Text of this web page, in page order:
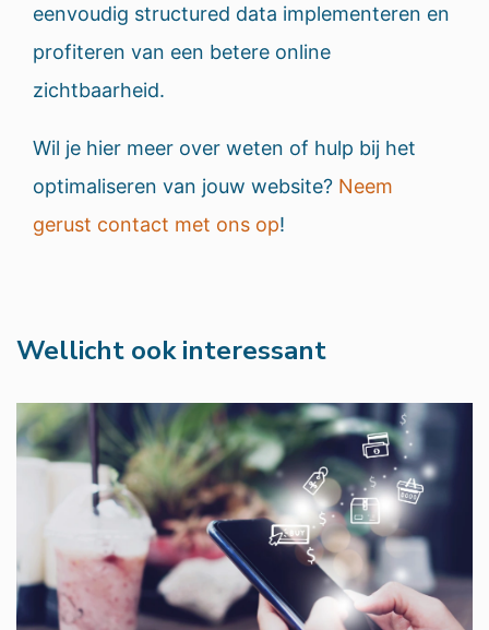
eenvoudig structured data implementeren en
profiteren van een betere online
zichtbaarheid.
Wil je hier meer over weten of hulp bij het
optimaliseren van jouw website? Neem
gerust contact met ons op!
Wellicht ook interessant